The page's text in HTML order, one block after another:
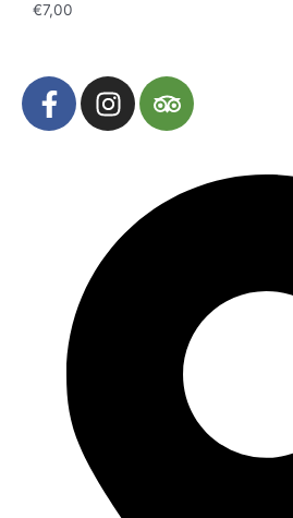
€7,00
F
a
I
n
r
T
r
a